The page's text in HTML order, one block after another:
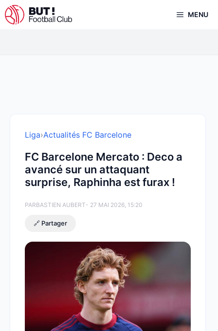
Aller
au
MENU
Liga›Actualités FC Barcelone
FC Barcelone Mercato : Deco a
avancé sur un attaquant
surprise, Raphinha est furax !
PARBASTIEN AUBERT- 27 MAI 2026, 15:20
🔗 Partager